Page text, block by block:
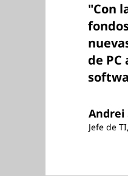
"Con
de
Andrei
Jefe de